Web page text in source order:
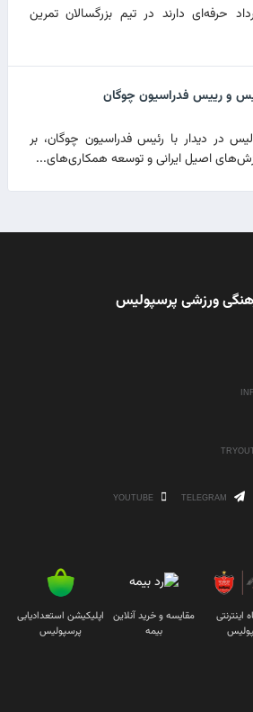
حرفه‌ای دارند در تیم بزرگسالان تمرین
و رییس فدراسیون چوگان
در دیدار با رئیس فدراسیون چوگان، بر
اصیل ایرانی و توسعه همکاری‌های...
ورزشی پرسپولیس
اینترنتی
مقایسه و خرید آنلاین
بیمه
اپلیکیشن استعدادیابی
پرسپولیس